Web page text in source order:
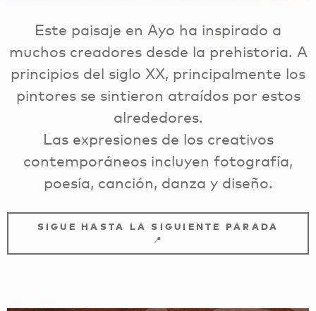
Este paisaje en Ayo ha inspirado a
muchos creadores desde la prehistoria. A
principios del siglo XX, principalmente los
pintores se sintieron atraídos por estos
alrededores.
Las expresiones de los creativos
contemporáneos incluyen fotografía,
poesía, canción, danza y diseño.
SIGUE HASTA LA SIGUIENTE PARADA
📍